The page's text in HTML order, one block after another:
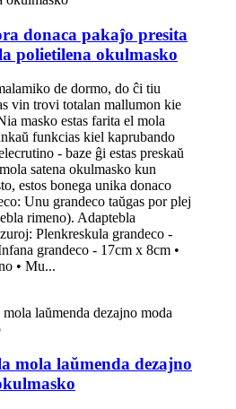
donaca pakaĵo presita
polietilena okulmasko
de dormo, do ĉi tiu
vin trovi totalan mallumon kie
masko estas farita el mola
funkcias kiel kaprubando
- baze ĝi estas preskaŭ
satena okulmasko kun
estos bonega unika donaco
Unu grandeco taŭgas por plej
rimeno). Adaptebla
Plenkreskula grandeco -
grandeco - 17cm x 8cm •
• Mu...
mola laŭmenda dezajno